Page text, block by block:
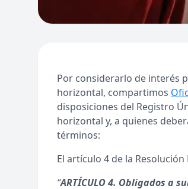
Por considerarlo de interés
horizontal, compartimos
disposiciones del Registro
horizontal y, a quienes
términos:
El artículo 4 de la Resolución
“ARTÍCULO 4. Obligados a